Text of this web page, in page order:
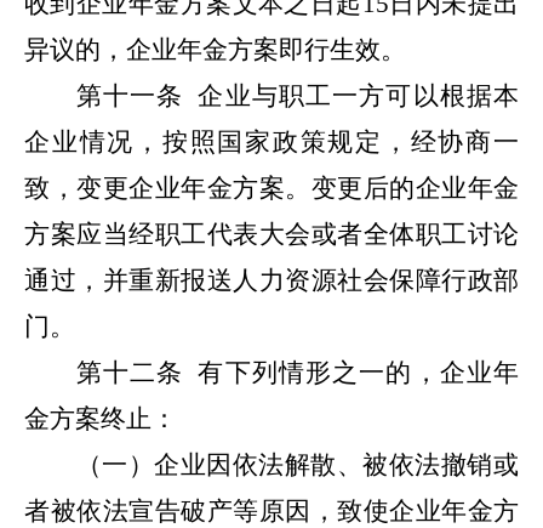
异议的，企业年金方案即行生效。
第十一条 企业与职工一方可以根据本
企业情况，按照国家政策规定，经协商一
致，变更企业年金方案。变更后的企业年金
方案应当经职工代表大会或者全体职工讨论
通过，并重新报送人力资源社会保障行政部
门。
第十二条 有下列情形之一的，企业年
金方案终止：
（一）企业因依法解散、被依法撤销或
者被依法宣告破产等原因，致使企业年金方